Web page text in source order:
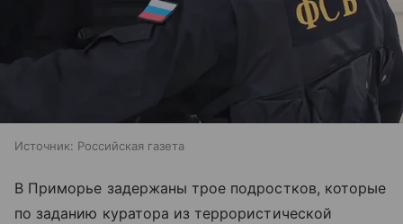
Источник: Российская газета
В Приморье задержаны трое подростков, которые
по заданию куратора из террористической